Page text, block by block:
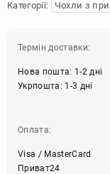
Категорії: Чохли з
Термін доставки:
Нова пошта: 1-2 дні
Укрпошта: 1-3 дні
Оплата:
Visa / MasterCard
Приват24